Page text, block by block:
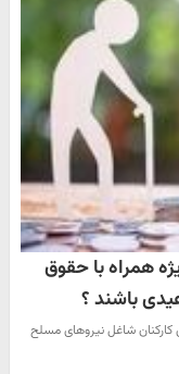
همراه با حقوق
باشند ؟
کارکنان شاغل نیروهای مسلح